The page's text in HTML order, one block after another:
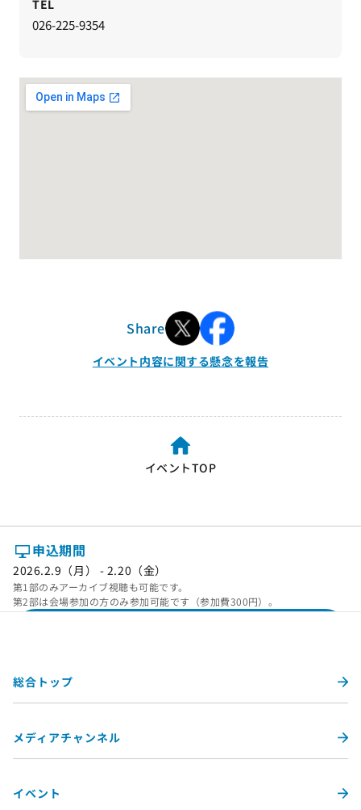
TEL
026-225-9354
イベント内容に関する懸念を報告
Share
イベントTOP
申込期間
2026.2.9（月） - 2.20（金）
第1部のみアーカイブ視聴も可能です。
第2部は会場参加の方のみ参加可能です（参加費300円）。
総合トップ
メディアチャンネル
イベント